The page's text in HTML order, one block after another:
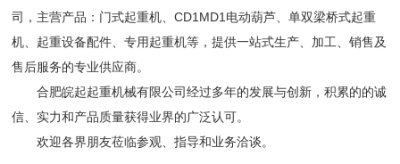
司，主营产品：门式起重机、CD1MD1电动葫芦、单双梁桥式起重
机、起重设备配件、专用起重机等，提供一站式生产、加工、销售及
售后服务的专业供应商。
合肥皖起起重机械有限公司经过多年的发展与创新，积累的的诚
信、实力和产品质量获得业界的广泛认可。
欢迎各界朋友莅临参观、指导和业务洽谈。